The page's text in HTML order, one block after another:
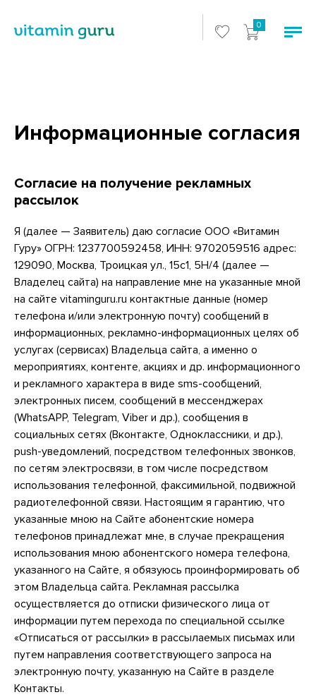
0
Информационные согласия
Согласие на получение рекламных
рассылок
Я (далее — Заявитель) даю согласие ООО «Витамин
Гуру» ОГРН: 1237700592458, ИНН: 9702059516 адрес:
129090, Москва, Троицкая ул., 15с1, 5Н/4 (далее —
Владелец сайта) на направление мне на указанные мной
на сайте vitaminguru.ru контактные данные (номер
телефона и/или электронную почту) сообщений в
информационных, рекламно-информационных целях об
услугах (сервисах) Владельца сайта, а именно о
мероприятиях, контенте, акциях и др. информационного
и рекламного характера в виде sms-сообщений,
электронных писем, сообщений в мессенджерах
(WhatsAPP, Telegram, Viber и др.), сообщения в
социальных сетях (Вконтакте, Одноклассники, и др.),
push-уведомлений, посредством телефонных звонков,
по сетям электросвязи, в том числе посредством
использования телефонной, факсимильной, подвижной
радиотелефонной связи. Настоящим я гарантию, что
указанные мною на Сайте абонентские номера
телефонов принадлежат мне, в случае прекращения
использования мною абонентского номера телефона,
указанного на Сайте, я обязуюсь проинформировать об
этом Владельца сайта. Рекламная рассылка
осуществляется до отписки физического лица от
информации путем перехода по специальной ссылке
«Отписаться от рассылки» в рассылаемых письмах или
путем направления соответствующего запроса на
электронную почту, указанную на Сайте в разделе
Контакты.